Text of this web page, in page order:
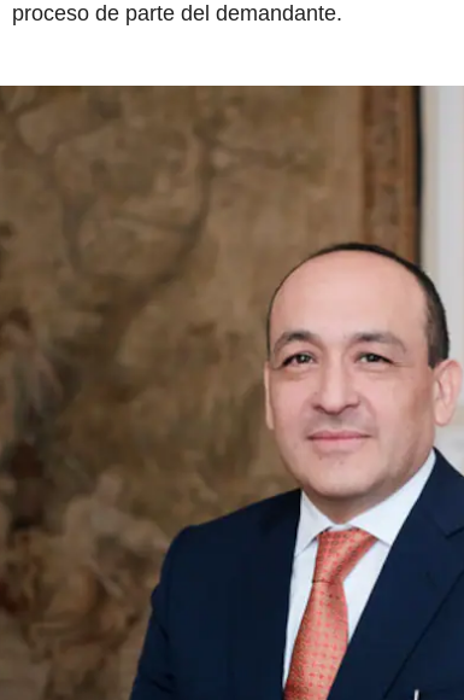
proceso de parte del demandante.